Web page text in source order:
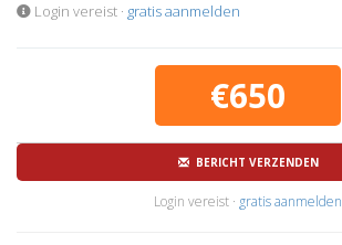
Login vereist · gratis aanmelden
€650
BERICHT VERZENDEN
Login vereist · gratis aanmelden